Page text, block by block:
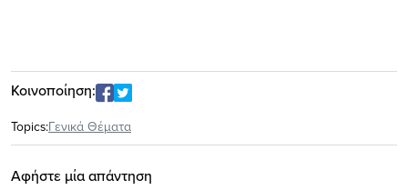
Κοινοποίηση:
Topics:Γενικά Θέματα
Αφήστε μία απάντηση